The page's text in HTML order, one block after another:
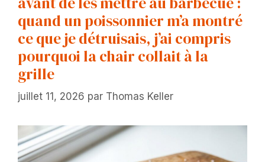
quand un poissonnier m’a montré
ce que je détruisais, j’ai compris
pourquoi la chair collait à la
grille
juillet 11, 2026 par Thomas Keller